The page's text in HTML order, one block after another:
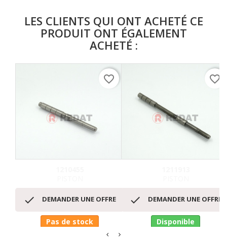
LES CLIENTS QUI ONT ACHETÉ CE
PRODUIT ONT ÉGALEMENT
ACHETÉ :
 DEMANDER UNE OFFRE
Pas de stock
favorite_border
 DEMANDER UNE OFFRE
Disponible
favorite_border